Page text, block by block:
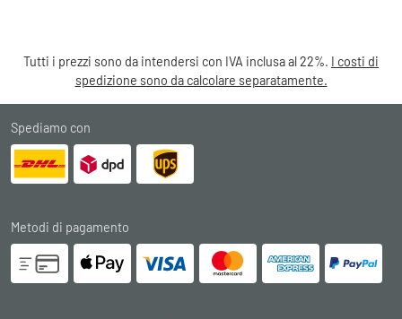
Tutti i prezzi sono da intendersi con IVA inclusa al 22%. I costi di
spedizione sono da calcolare separatamente.
Spediamo con
Metodi di pagamento